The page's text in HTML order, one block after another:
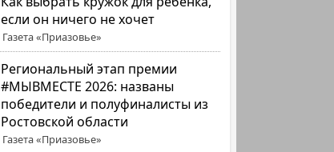
если он ничего не хочет
Газета «Приазовье»
Региональный этап премии
#МЫВМЕСТЕ 2026: названы
победители и полуфиналисты из
Ростовской области
Газета «Приазовье»